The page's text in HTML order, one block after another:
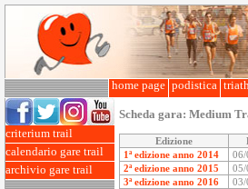
home page podistica
criterium trail
calendario gare trail
archivio gare trail
Scheda gara: Medium
Edizione
1ª edizione anno 2014
06/
2ª edizione anno 2015
05/
3ª edizione anno 2016
03/